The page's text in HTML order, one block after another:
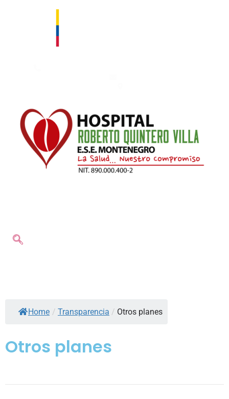
Home / Transparencia / Otros planes
Otros planes